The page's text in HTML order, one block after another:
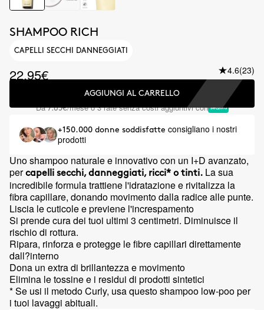
SHAMPOO RICH
CAPELLI SECCHI DANNEGGIATI
22.95€ 4.6(23)
AGGIUNGI AL CARRELLO
Da7.65€/mese o 3 rate senza costi aggiuntivi con
+150.000 donne soddisfatte consigliano i nostri
prodotti
Uno shampoo naturale e innovativo con un I+D avanzato,
percapelli secchi, danneggiati, ricci* o tinti. La sua
incredibile formula trattiene l'idratazione e rivitalizza la
fibra capillare, donando movimento dalla radice alle punte.
Liscia le cuticole e previene l'increspamento
Si prende cura dei tuoi ultimi 3 centimetri. Diminuisce il
rischio di rottura.
Ripara, rinforza e protegge le fibre capillari direttamente
dall?interno
Dona un extra di brillantezza e movimento
Elimina le tossine e i residui di prodotti sintetici
* Se usi il metodo Curly, usa questo shampoo low-poo per
i tuoi lavaggi abituali.